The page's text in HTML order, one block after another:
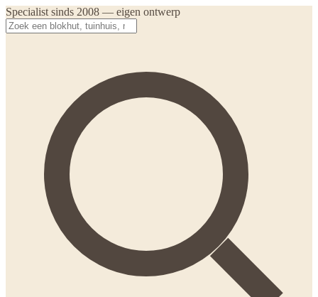
Specialist sinds 2008 — eigen ontwerp